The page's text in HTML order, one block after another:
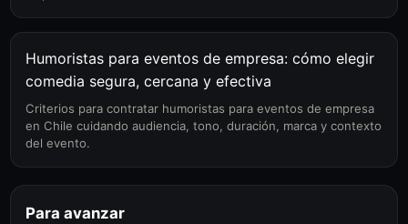
Humoristas para eventos de empresa: cómo elegir
comedia segura, cercana y efectiva
Criterios para contratar humoristas para eventos de empresa
en Chile cuidando audiencia, tono, duración, marca y contexto
del evento.
Para avanzar